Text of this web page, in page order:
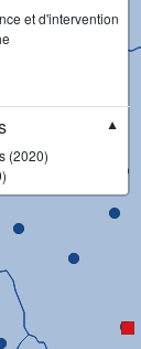
et d'intervention
▼
(2020)